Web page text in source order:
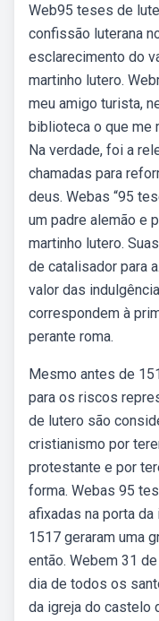
Web95 teses de
confissão luterana
esclarecimento do
martinho lutero.
meu amigo turista,
biblioteca o que me
Na verdade, foi a
chamadas para
deus. Webas “95
um padre alemão e
martinho lutero.
de catalisador para
valor das
correspondem à
perante roma.
Mesmo antes de
para os riscos
de lutero são
cristianismo por
protestante e por
forma. Webas 95
afixadas na porta
1517 geraram uma
então. Webem 31
dia de todos os
da igreja do castelo